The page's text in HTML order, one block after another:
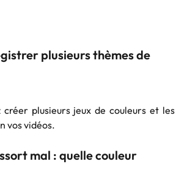
plusieurs thèmes de
créer plusieurs jeux de couleurs et les
vos vidéos.
mal : quelle couleur